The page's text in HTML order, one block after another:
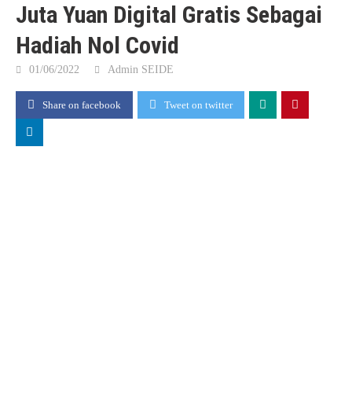
Juta Yuan Digital Gratis Sebagai
Hadiah Nol Covid
01/06/2022 Admin SEIDE
Share on facebook Tweet on twitter